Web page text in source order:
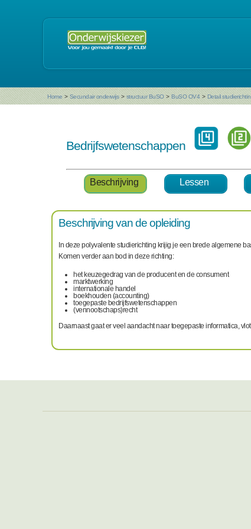
Home > Secundair onderwijs > structuur BuSO > BuSO OV4 > Detail
Bedrijfswetenschappen
Beschrijving Lessen
Beschrijving van de opleiding
In deze polyvalente studierichting krijig je een brede algemene
Komen verder aan bod in deze richting:
het keuzegedrag van de producent en de consument
marktwerking
internationale handel
boekhouden (accounting)
toegepaste bedrijfswetenschappen
(vennootschaps)recht
Daarnaast gaat er veel aandacht naar toegepaste informatica,